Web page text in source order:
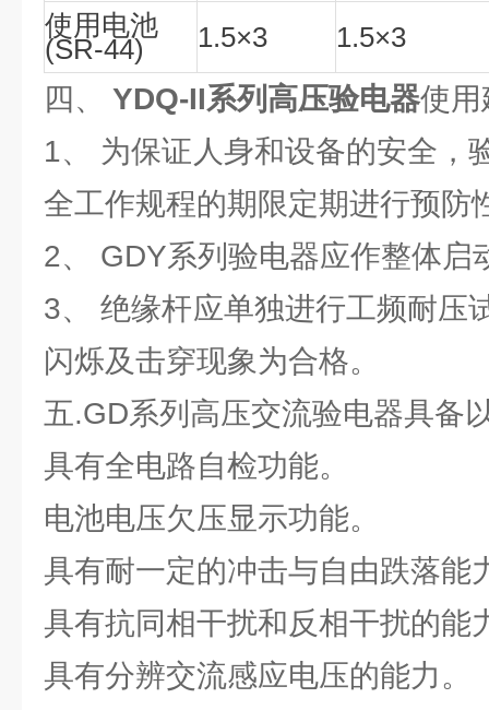
使用电池
(SR-44) 1.5×3 1.5×3
四、 YDQ-II系列高压验电器使用
1、 为保证人身和设备的安全，
全工作规程的期限定期进行预防
2、 GDY系列验电器应作整体启
3、 绝缘杆应单独进行工频耐压
闪烁及击穿现象为合格。
五.GD系列高压交流验电器具备
具有全电路自检功能。
电池电压欠压显示功能。
具有耐一定的冲击与自由跌落能
具有抗同相干扰和反相干扰的能
具有分辨交流感应电压的能力。